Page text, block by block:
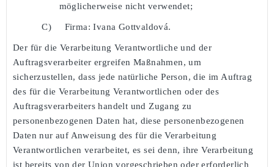
möglicherweise nicht verwendet;
C) Firma: Ivana Gottvaldová.
Der für die Verarbeitung Verantwortliche und der
Auftragsverarbeiter ergreifen Maßnahmen, um
sicherzustellen, dass jede natürliche Person, die im Auftrag
des für die Verarbeitung Verantwortlichen oder des
Auftragsverarbeiters handelt und Zugang zu
personenbezogenen Daten hat, diese personenbezogenen
Daten nur auf Anweisung des für die Verarbeitung
Verantwortlichen verarbeitet, es sei denn, ihre Verarbeitung
ist bereits von der Union vorgeschrieben oder erforderlich